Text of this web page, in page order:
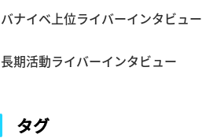
バナイベ上位ライバーインタビュー
長期活動ライバーインタビュー
タグ